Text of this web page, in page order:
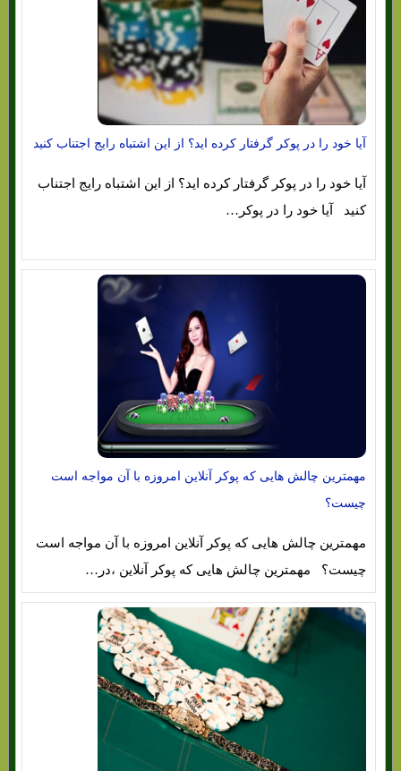
آیا خود را در پوکر گرفتار کرده اید؟ از این اشتباه رایج اجتناب کنید
آیا خود را در پوکر گرفتار کرده اید؟ از این اشتباه رایج اجتناب
کنید آیا خود را در پوکر…
مهمترین چالش هایی که پوکر آنلاین امروزه با آن مواجه است
چیست؟
مهمترین چالش هایی که پوکر آنلاین امروزه با آن مواجه است
چیست؟ مهمترین چالش هایی که پوکر آنلاین ،در…